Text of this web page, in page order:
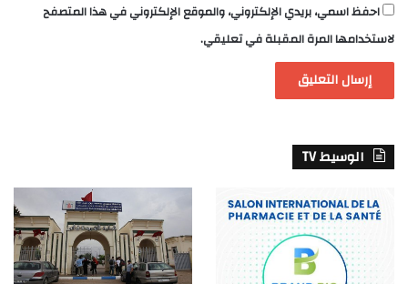
احفظ اسمي، بريدي الإلكتروني، والموقع الإلكتروني في هذا المتصفح
لاستخدامها المرة المقبلة في تعليقي.
الوسيط TV